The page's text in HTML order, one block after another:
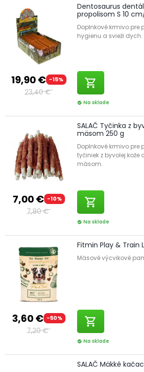
Prírodné kosti na bezpečné
ďasien
Prírodnékostinielenže zabezpečujú
napomáhajú k čisteniu zubov a
Ponúkame tiež bezpečné a trvanlivé
špeciálne upravené na žuvanie bez rizika
Hľadáte viac informácií o starostlivosti o
Navštívte náš
naABC-ZOO.sk
a tipy pre chovateľov.
19,90 € -15%
23,40 €
Dentosaurus
propolisom S 10
Doplnkové krmivo pre
hygienu a svieži dych.
shopping_cart
check_circle Na sklade
7,00 € -10%
7,80 €
SALAČ Tyčinka z
mäsom 250 g
Doplnkové krmivo pre
tyčiniek z byvolej
mäsom.
shopping_cart
check_circle Na sklade
3,60 € -50%
7,20 €
Fitmin Play & Train
Mäsové výcvikové
shopping_cart
check_circle Na sklade
SALAČ Mäkké